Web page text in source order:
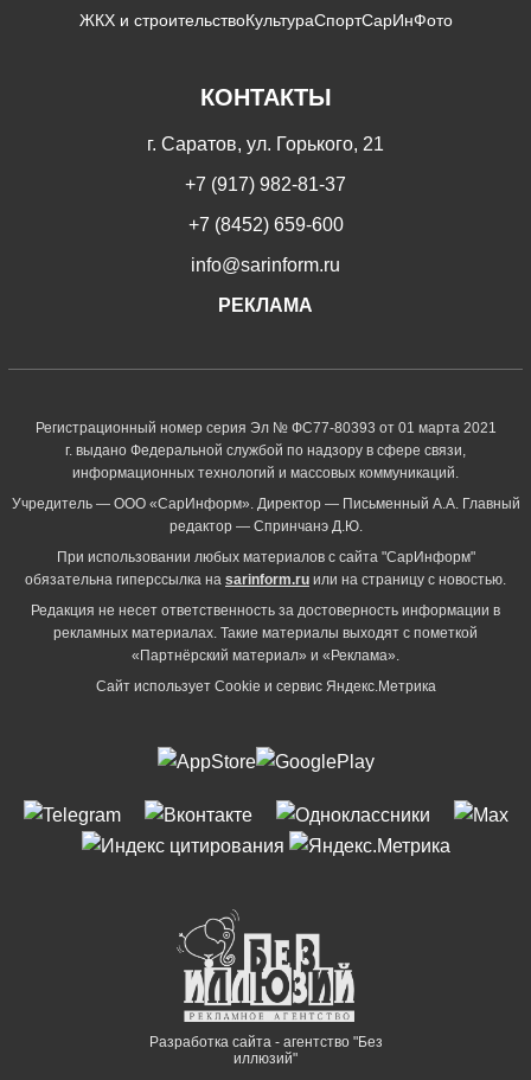
ЖКХ и строительствоКультураСпортСарИнФото
КОНТАКТЫ
г. Саратов, ул. Горького, 21
+7 (917) 982-81-37
+7 (8452) 659-600
info@sarinform.ru
РЕКЛАМА
Регистрационный номер серия Эл № ФС77-80393 от 01 марта 2021
г. выдано Федеральной службой по надзору в сфере связи,
информационных технологий и массовых коммуникаций.
Учредитель — ООО «СарИнформ». Директор — Письменный А.А. Главный
редактор — Спринчанэ Д.Ю.
При использовании любых материалов с сайта "СарИнформ"
обязательна гиперссылка на sarinform.ru или на страницу с новостью.
Редакция не несет ответственность за достоверность информации в
рекламных материалах. Такие материалы выходят с пометкой
«Партнёрский материал» и «Реклама».
Сайт использует Cookie и сервиc Яндекс.Метрика
Разработка сайта - агентство "Без
иллюзий"